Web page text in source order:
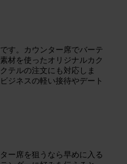
す。カウンター席でバーテ
材を使ったオリジナルカク
テルの注文にも対応しま
ジネスの軽い接待やデート
ー席を狙うなら早めに入る